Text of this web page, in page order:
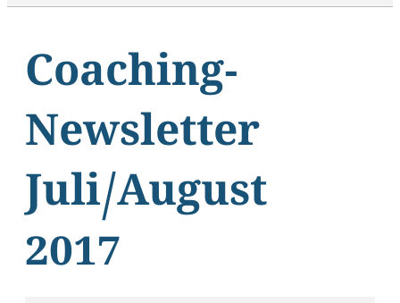
Coaching-
Newsletter
Juli/August
2017